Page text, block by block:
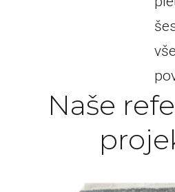
Naše